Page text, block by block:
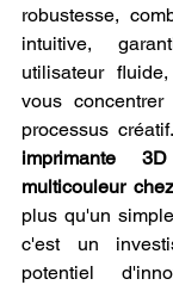
robustesse,
intuitive,
utilisateur
vous
processus
imprimante
multicouleur
plus qu'un
c'est un
potentiel